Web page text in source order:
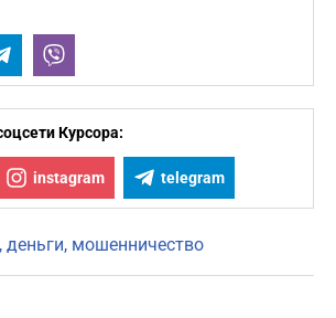
Telegram
Курсора:
instagram telegram
деньги мошенничество